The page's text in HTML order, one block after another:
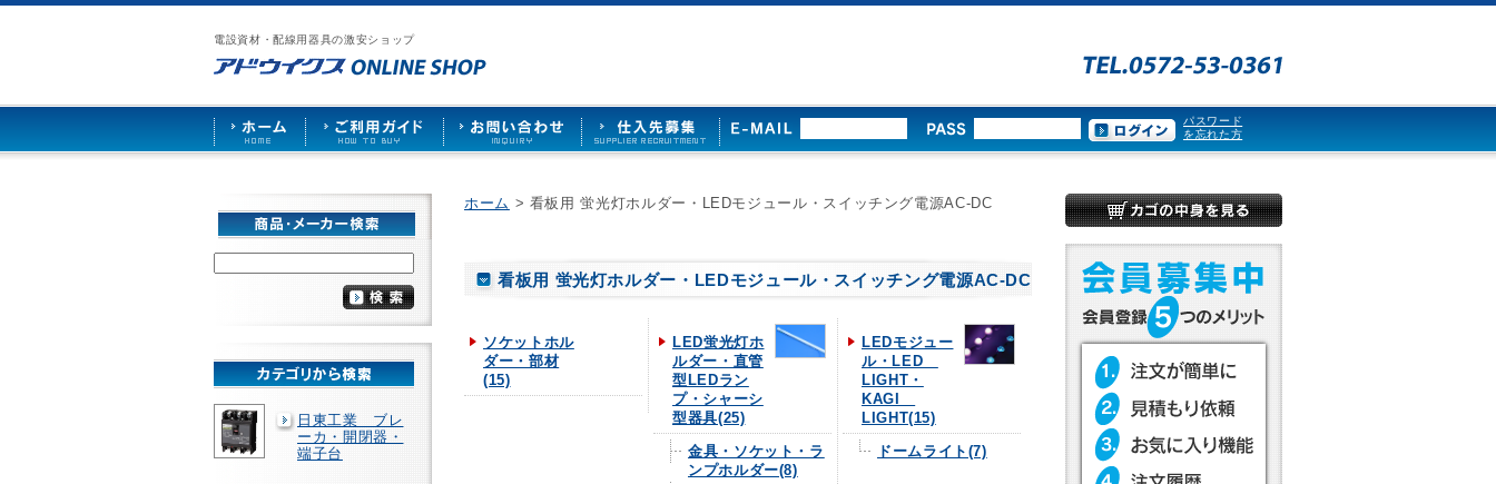
電設資材・配線用器具の激安ショップ
漏
カ
照
ア
ス
ご
ド
お
せ
仕
パスワード
を忘れた方
日東工業 ブレ
ーカ・開閉器・
端子台
ホーム > 看板用 蛍光灯ホルダー・LEDモジュール・スイッチング電源AC-DC
看板用 蛍光灯ホルダー・LEDモジュール・スイッチング電源AC-DC
ソケットホル
ダー・部材
(15)
LED蛍光灯ホ
ルダー・直管
型LEDラン
プ・シャーシ
型器具(25)
金具・ソケット・ラ
ンプホルダー(8)
LEDモジュー
ル・LED
LIGHT・
KAGI
LIGHT(15)
ドームライト(7)